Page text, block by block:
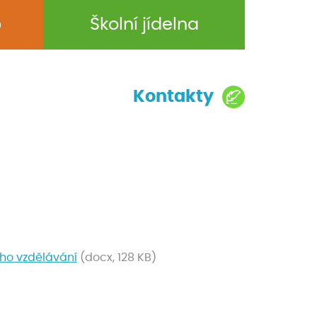
Školní jídelna
Kontakty
vzdělávání (docx, 128 KB)